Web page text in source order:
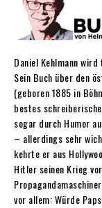
Daniel Kehlmann
Sein Buch über den
(geboren 1885 in
bestes
sogar durch Humor
– allerdings sehr
kehrte er aus
Hitler seinen Krieg
vor allem: Würde